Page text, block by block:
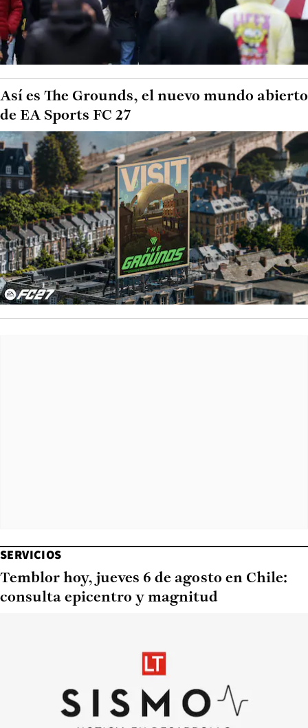
Así es The Grounds, el nuevo mundo abierto
de EA Sports FC 27
SERVICIOS
Temblor hoy, jueves 6 de agosto en Chile:
consulta epicentro y magnitud